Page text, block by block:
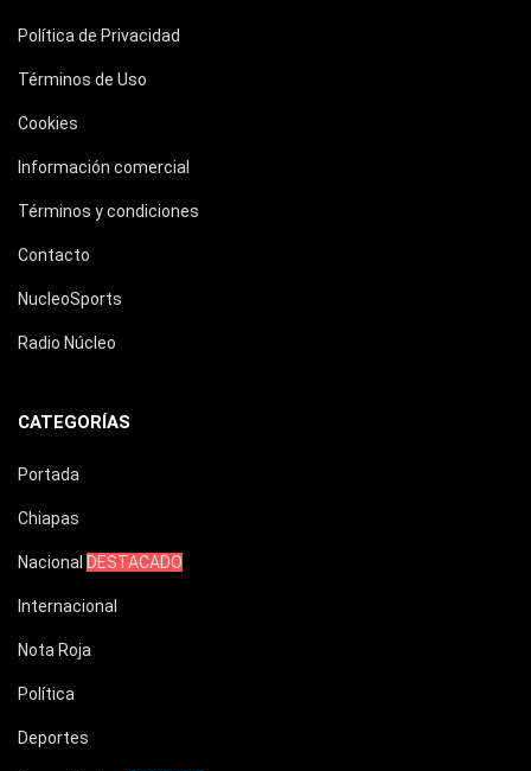
Política de Privacidad
Términos de Uso
Cookies
Información comercial
Términos y condiciones
Contacto
NucleoSports
Radio Núcleo
CATEGORÍAS
Portada
Chiapas
Nacional DESTACADO
Internacional
Nota Roja
Política
Deportes